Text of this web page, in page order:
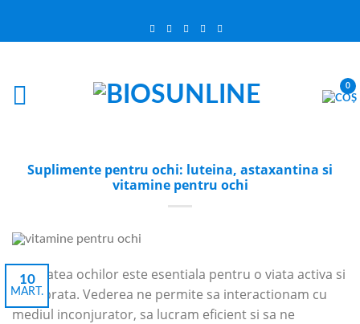
0
Suplimente pentru ochi: luteina, astaxantina si
vitamine pentru ochi
10
MART.
Sanatatea ochilor este esentiala pentru o viata activa si
echilibrata. Vederea ne permite sa interactionam cu
mediul inconjurator, sa lucram eficient si sa ne